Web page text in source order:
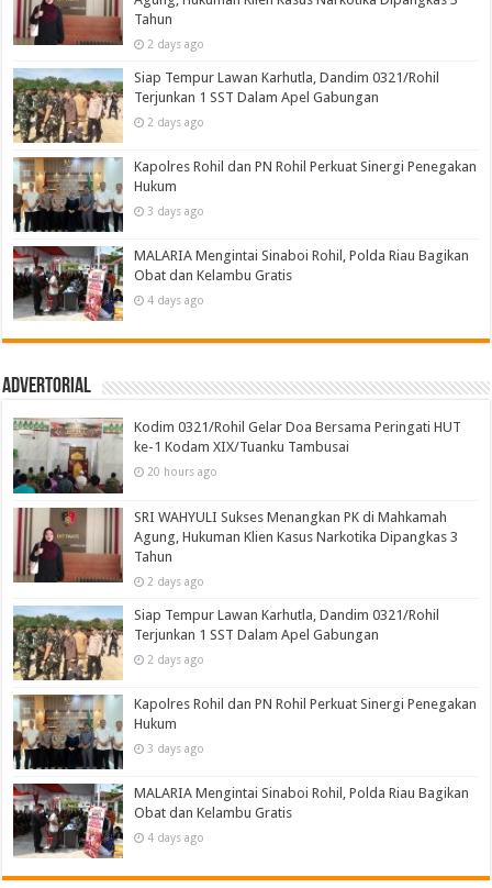
Tahun
2 days ago
Siap Tempur Lawan Karhutla, Dandim 0321/Rohil
Terjunkan 1 SST Dalam Apel Gabungan
2 days ago
Kapolres Rohil dan PN Rohil Perkuat Sinergi Penegakan
Hukum
3 days ago
MALARIA Mengintai Sinaboi Rohil, Polda Riau Bagikan
Obat dan Kelambu Gratis
4 days ago
Advertorial
Kodim 0321/Rohil Gelar Doa Bersama Peringati HUT
ke-1 Kodam XIX/Tuanku Tambusai
20 hours ago
SRI WAHYULI Sukses Menangkan PK di Mahkamah
Agung, Hukuman Klien Kasus Narkotika Dipangkas 3
Tahun
2 days ago
Siap Tempur Lawan Karhutla, Dandim 0321/Rohil
Terjunkan 1 SST Dalam Apel Gabungan
2 days ago
Kapolres Rohil dan PN Rohil Perkuat Sinergi Penegakan
Hukum
3 days ago
MALARIA Mengintai Sinaboi Rohil, Polda Riau Bagikan
Obat dan Kelambu Gratis
4 days ago